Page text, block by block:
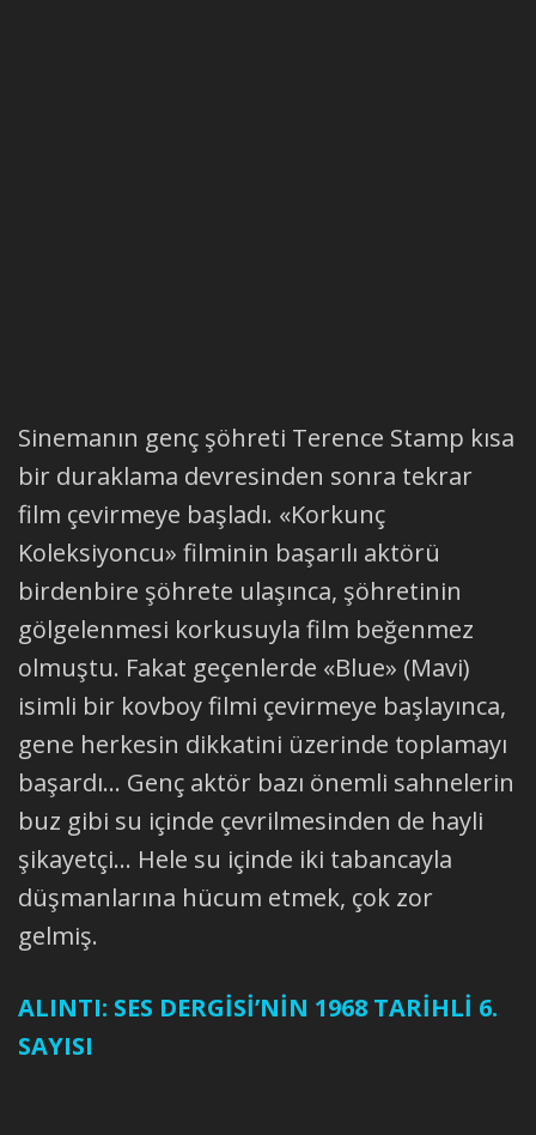
Sinemanın genç şöhreti Terence Stamp kısa
bir duraklama devresinden sonra tekrar
film çevirmeye başladı. «Korkunç
Koleksiyoncu» filminin başarılı aktörü
birdenbire şöhrete ulaşınca, şöhretinin
gölgelenmesi korkusuyla film beğenmez
olmuştu. Fakat geçenlerde «Blue» (Mavi)
isimli bir kovboy filmi çevirmeye başlayınca,
gene herkesin dikkatini üzerinde toplamayı
başardı... Genç aktör bazı önemli sahnelerin
buz gibi su içinde çevrilmesinden de hayli
şikayetçi... Hele su içinde iki tabancayla
düşmanlarına hücum etmek, çok zor
gelmiş.
ALINTI: SES DERGİSİ’NİN 1968 TARİHLİ 6.
SAYISI